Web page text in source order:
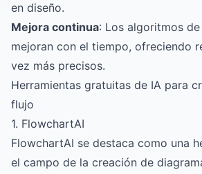
en diseño.
Mejora continua: Los algoritmos
mejoran con el tiempo, ofreciendo
vez más precisos.
Herramientas gratuitas de IA para
flujo
1. FlowchartAI
FlowchartAI se destaca como una
el campo de la creación de